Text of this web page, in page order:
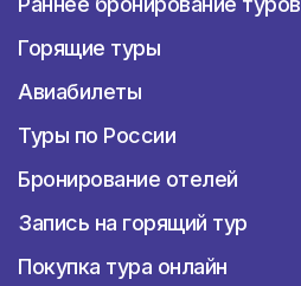
Горящие туры
Авиабилеты
Туры по России
Бронирование отелей
Запись на горящий тур
Покупка тура онлайн